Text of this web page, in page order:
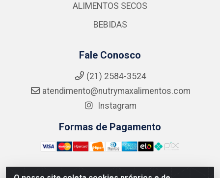
ALIMENTOS SECOS
BEBIDAS
Fale Conosco
(21) 2584-3524
atendimento@nutrymaxalimentos.com
Instagram
Formas de Pagamento